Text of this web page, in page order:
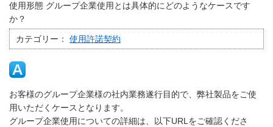
使用形態 グループ企業使用とは具体的にどのようなケースです
か？
カテゴリー： 使用許諾契約
お客様のグループ企業様の社内業務遂行目的で、弊社製品をご使
用いただくケースとなります。
グループ企業使用についての詳細は、以下URLをご確認くださ